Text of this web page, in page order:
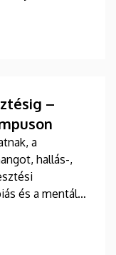
kutatások
közelmúltban
tanára.
–
a
hallás-,
és a mentális
Campus